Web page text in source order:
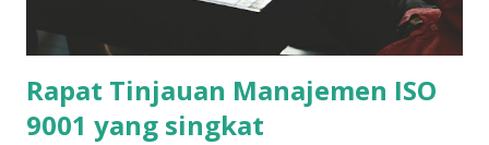
Rapat Tinjauan Manajemen ISO
9001 yang singkat